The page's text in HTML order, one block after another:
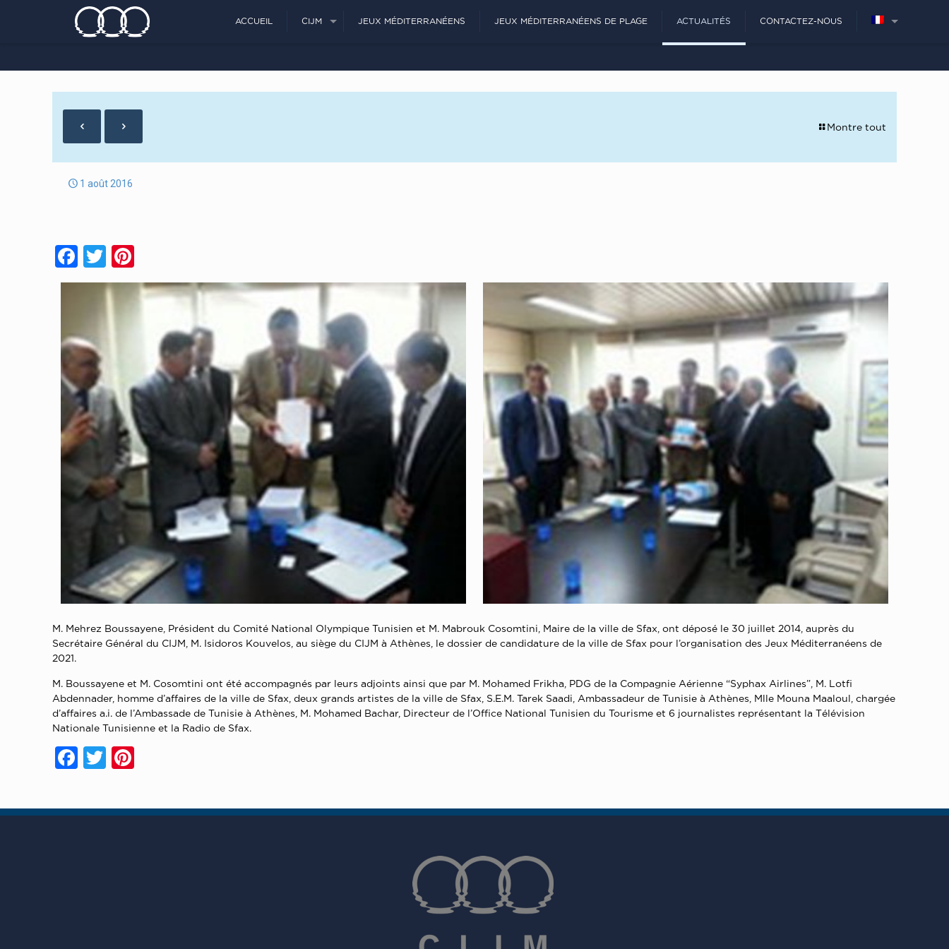
ACCUEIL CIJM JEUX MÉDITERRANÉENS JEUX MÉDITERRANÉENS DE PLAGE ACTUALITÉS CONTACTEZ-NOUS
Montre tout
1 août 2016
Facebook
Twitter
M. Mehrez Boussayene, Président du Comité National Olympique Tunisien et M. Mabrouk Cosomtini, Maire de la ville de Sfax, ont déposé le 30 juillet 2014, auprès du
Secrétaire Général du CIJM, M. Isidoros Kouvelos, au siège du CIJM à Athènes, le dossier de candidature de la ville de Sfax pour l’organisation des Jeux Méditerranéens de
2021.
M. Boussayene et M. Cosomtini ont été accompagnés par leurs adjoints ainsi que par M. Mohamed Frikha, PDG de la Compagnie Aérienne “Syphax Airlines”, M. Lotfi
Abdennader, homme d’affaires de la ville de Sfax, deux grands artistes de la ville de Sfax, S.E.M. Tarek Saadi, Ambassadeur de Tunisie à Athènes, Mlle Mouna Maaloul, chargée
d’affaires a.i. de l’Ambassade de Tunisie à Athènes, M. Mohamed Bachar, Directeur de l’Office National Tunisien du Tourisme et 6 journalistes représentant la Télévision
Nationale Tunisienne et la Radio de Sfax.
Facebook
Twitter